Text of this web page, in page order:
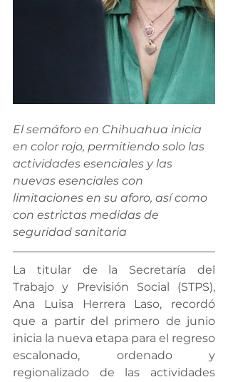
El semáforo en Chihuahua inicia
en color rojo, permitiendo solo las
actividades esenciales y las
nuevas esenciales con
limitaciones en su aforo, así como
con estrictas medidas de
seguridad sanitaria
La titular de la Secretaría del
Trabajo y Previsión Social (STPS),
Ana Luisa Herrera Laso, recordó
que a partir del primero de junio
inicia la nueva etapa para el regreso
escalonado, ordenado y
regionalizado de las actividades